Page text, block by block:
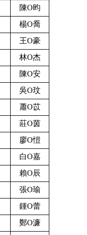
陳O昀
楊O喬
王O豪
林O杰
陳O安
吳O玟
蕭O苡
莊O茵
廖O愷
白O嘉
賴O辰
張O瑜
鍾O蕾
鄭O濂